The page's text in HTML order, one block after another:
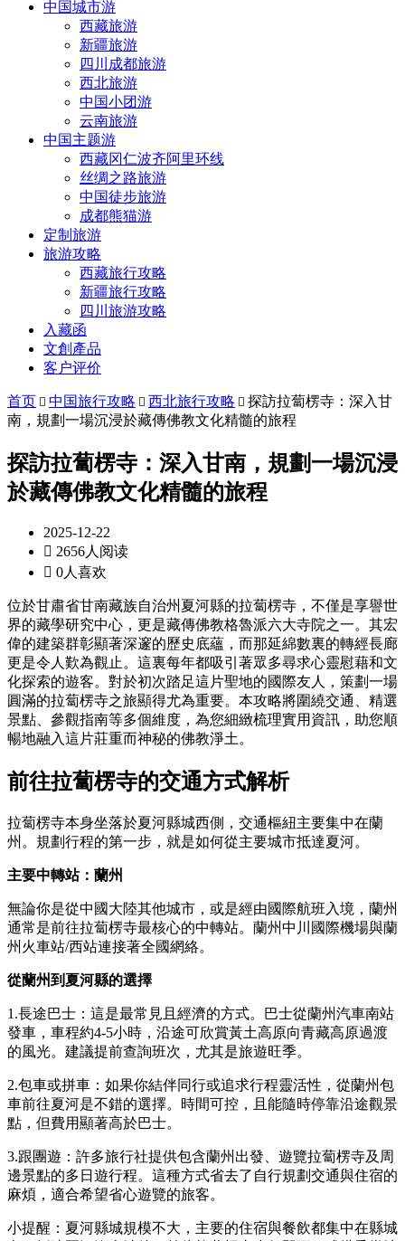
中国城市游
西藏旅游
新疆旅游
四川成都旅游
西北旅游
中国小团游
云南旅游
中国主题游
西藏冈仁波齐阿里环线
丝绸之路旅游
中国徒步旅游
成都熊猫游
定制旅游
旅游攻略
西藏旅行攻略
新疆旅行攻略
四川旅游攻略
入藏函
文創產品
客户评价
首页  中国旅行攻略  西北旅行攻略  探訪拉蔔楞寺：深入甘
南，規劃一場沉浸於藏傳佛教文化精髓的旅程
探訪拉蔔楞寺：深入甘南，規劃一場沉浸
於藏傳佛教文化精髓的旅程
2025-12-22
 2656人阅读
 0人喜欢
位於甘肅省甘南藏族自治州夏河縣的拉蔔楞寺，不僅是享譽世
界的藏學研究中心，更是藏傳佛教格魯派六大寺院之一。其宏
偉的建築群彰顯著深邃的歷史底蘊，而那延綿數裏的轉經長廊
更是令人歎為觀止。這裏每年都吸引著眾多尋求心靈慰藉和文
化探索的遊客。對於初次踏足這片聖地的國際友人，策劃一場
圓滿的拉蔔楞寺之旅顯得尤為重要。本攻略將圍繞交通、精選
景點、參觀指南等多個維度，為您細緻梳理實用資訊，助您順
暢地融入這片莊重而神秘的佛教淨土。
前往拉蔔楞寺的交通方式解析
拉蔔楞寺本身坐落於夏河縣城西側，交通樞紐主要集中在蘭
州。規劃行程的第一步，就是如何從主要城市抵達夏河。
主要中轉站：蘭州
無論你是從中國大陸其他城市，或是經由國際航班入境，蘭州
通常是前往拉蔔楞寺最核心的中轉站。蘭州中川國際機場與蘭
州火車站/西站連接著全國網絡。
從蘭州到夏河縣的選擇
1.長途巴士：這是最常見且經濟的方式。巴士從蘭州汽車南站
發車，車程約4-5小時，沿途可欣賞黃土高原向青藏高原過渡
的風光。建議提前查詢班次，尤其是旅遊旺季。
2.包車或拼車：如果你結伴同行或追求行程靈活性，從蘭州包
車前往夏河是不錯的選擇。時間可控，且能隨時停靠沿途觀景
點，但費用顯著高於巴士。
3.跟團遊：許多旅行社提供包含蘭州出發、遊覽拉蔔楞寺及周
邊景點的多日遊行程。這種方式省去了自行規劃交通與住宿的
麻煩，適合希望省心遊覽的旅客。
小提醒：夏河縣城規模不大，主要的住宿與餐飲都集中在縣城